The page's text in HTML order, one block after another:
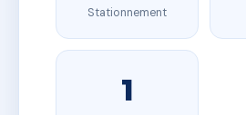
Stationnement
1